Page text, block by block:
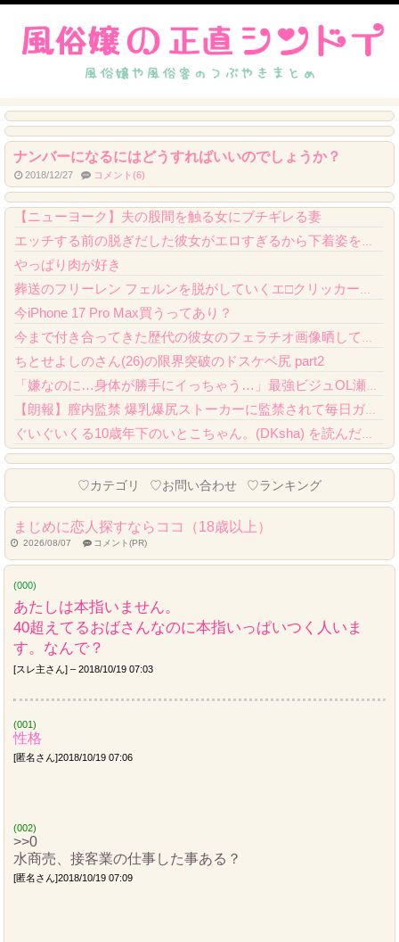
ナンバーになるにはどうすればいいのでしょうか？
2018/12/27 コメント(6)
【悲報】 ニンダイさん、ピークが開幕大谷翔平のがっかりダイレクトだったと言われてしま...
【ニューヨーク】夫の股間を触る女にブチギレる妻
エッチする前の脱ぎだした彼女がエロすぎるから下着姿を撮ったエロ画像
やっぱり肉が好き
葬送のフリーレン フェルンを脱がしていくエ□クリッカーゲーム 一級魔法使い、簡単に催...
今iPhone 17 Pro Max買うってあり？
今まで付き合ってきた歴代の彼女のフェラチオ画像晒してくわーｗｗｗｗｗｗｗｗｗｗｗ
ちとせよしのさん(26)の限界突破のドスケベ尻 part2
「嫌なのに…身体が勝手にイっちゃう…」最強ビジュOL瀬戸環奈が出張先で嫌いな昭和おじ...
【朗報】膣内監禁 爆乳爆尻ストーカーに監禁されて毎日ガチ絶頂生ハメ強要、クオリティが...
ぐいぐいくる10歳年下のいとこちゃん。(DKsha) を読んだんだが……これはやばい...
Powered by livedoor 相互RSS
♡カテゴリ ♡お問い合わせ ♡ランキング
まじめに恋人探すならココ（18歳以上）
2026/08/07 コメント(PR)
(000)
あたしは本指いません。
40超えてるおばさんなのに本指いっぱいつく人いま
す。なんで？
[スレ主さん] – 2018/10/19 07:03
(001)
性格
[匿名さん]2018/10/19 07:06
(002)
>>0
水商売、接客業の仕事した事ある？
[匿名さん]2018/10/19 07:09